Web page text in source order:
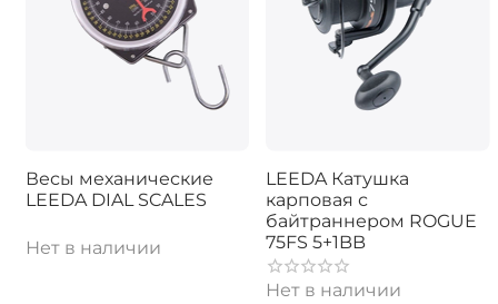
Весы механические
LEEDA DIAL SCALES
Нет в наличии
LEEDA Катушка
карповая с
байтраннером ROGUE
75FS 5+1BB
Нет в наличии